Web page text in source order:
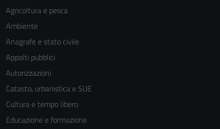
Agricoltura e pesca
Ambiente
Anagrafe e stato civile
Appalti pubblici
Autorizzazioni
Catasto, urbanistica e SUE
Cultura e tempo libero
Educazione e formazione